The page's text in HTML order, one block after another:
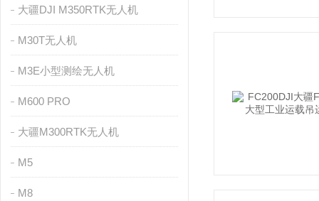
大疆DJI M350RTK无人机
M30T无人机
M3E小型测绘无人机
M600 PRO
大疆M300RTK无人机
M5
M8